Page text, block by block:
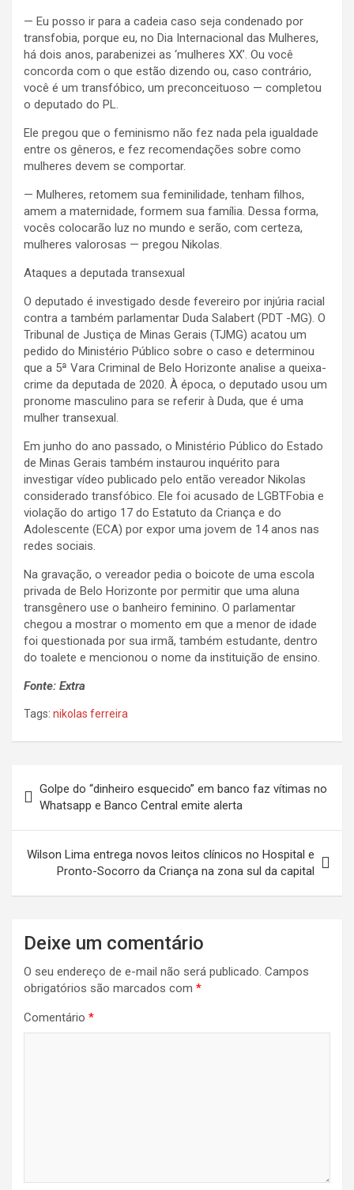
— Eu posso ir para a cadeia caso seja condenado por
transfobia, porque eu, no Dia Internacional das Mulheres,
há dois anos, parabenizei as ‘mulheres XX’. Ou você
concorda com o que estão dizendo ou, caso contrário,
você é um transfóbico, um preconceituoso — completou
o deputado do PL.
Ele pregou que o feminismo não fez nada pela igualdade
entre os gêneros, e fez recomendações sobre como
mulheres devem se comportar.
— Mulheres, retomem sua feminilidade, tenham filhos,
amem a maternidade, formem sua família. Dessa forma,
vocês colocarão luz no mundo e serão, com certeza,
mulheres valorosas — pregou Nikolas.
Ataques a deputada transexual
O deputado é investigado desde fevereiro por injúria racial
contra a também parlamentar Duda Salabert (PDT -MG). O
Tribunal de Justiça de Minas Gerais (TJMG) acatou um
pedido do Ministério Público sobre o caso e determinou
que a 5ª Vara Criminal de Belo Horizonte analise a queixa-
crime da deputada de 2020. À época, o deputado usou um
pronome masculino para se referir à Duda, que é uma
mulher transexual.
Em junho do ano passado, o Ministério Público do Estado
de Minas Gerais também instaurou inquérito para
investigar vídeo publicado pelo então vereador Nikolas
considerado transfóbico. Ele foi acusado de LGBTFobia e
violação do artigo 17 do Estatuto da Criança e do
Adolescente (ECA) por expor uma jovem de 14 anos nas
redes sociais.
Na gravação, o vereador pedia o boicote de uma escola
privada de Belo Horizonte por permitir que uma aluna
transgênero use o banheiro feminino. O parlamentar
chegou a mostrar o momento em que a menor de idade
foi questionada por sua irmã, também estudante, dentro
do toalete e mencionou o nome da instituição de ensino.
Fonte: Extra
Tags: nikolas ferreira
de
Post
Golpe do “dinheiro esquecido” em banco faz vítimas no
Whatsapp e Banco Central emite alerta
Wilson Lima entrega novos leitos clínicos no Hospital e
Pronto-Socorro da Criança na zona sul da capital
Deixe um comentário
O seu endereço de e-mail não será publicado. Campos
obrigatórios são marcados com *
Comentário *